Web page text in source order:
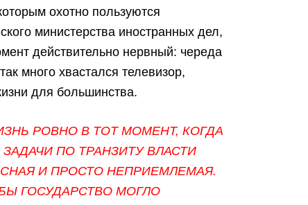
охотно пользуются
министерства иностранных дел,
действительно нервный: череда
много хвастался телевизор,
для большинства.
РОВНО В ТОТ МОМЕНТ, КОГДА
ПО ТРАНЗИТУ ВЛАСТИ
И ПРОСТО НЕПРИЕМЛЕМАЯ.
ГОСУДАРСТВО МОГЛО